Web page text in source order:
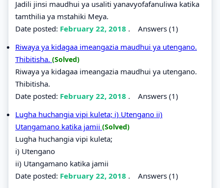
Jadili jinsi maudhui ya usaliti yanavyofafanuliwa katika
tamthilia ya mstahiki Meya.
Date posted: February 22, 2018 . Answers (1)
Riwaya ya kidagaa imeangazia maudhui ya utengano.
Thibitisha. (Solved)
Riwaya ya kidagaa imeangazia maudhui ya utengano.
Thibitisha.
Date posted: February 22, 2018 . Answers (1)
Lugha huchangia vipi kuleta; i) Utengano ii)
Utangamano katika jamii (Solved)
Lugha huchangia vipi kuleta;
i) Utengano
ii) Utangamano katika jamii
Date posted: February 22, 2018 . Answers (1)